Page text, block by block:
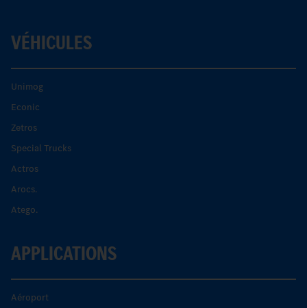
VÉHICULES
Unimog
Econic
Zetros
Special Trucks
Actros
Arocs.
Atego.
APPLICATIONS
Aéroport